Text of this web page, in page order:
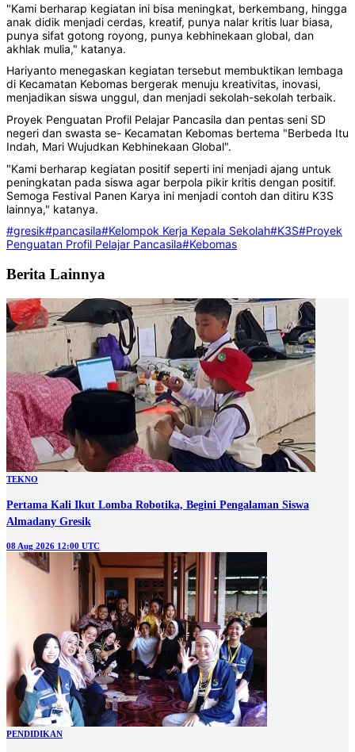
"Kami berharap kegiatan ini bisa meningkat, berkembang, hingga
anak didik menjadi cerdas, kreatif, punya nalar kritis luar biasa,
punya sifat gotong royong, punya kebhinekaan global, dan
akhlak mulia," katanya.
Hariyanto menegaskan kegiatan tersebut membuktikan lembaga
di Kecamatan Kebomas bergerak menuju kreativitas, inovasi,
menjadikan siswa unggul, dan menjadi sekolah-sekolah terbaik.
Proyek Penguatan Profil Pelajar Pancasila dan pentas seni SD
negeri dan swasta se- Kecamatan Kebomas bertema "Berbeda Itu
Indah, Mari Wujudkan Kebhinekaan Global".
"Kami berharap kegiatan positif seperti ini menjadi ajang untuk
peningkatan pada siswa agar berpola pikir kritis dengan positif.
Semoga Festival Panen Karya ini menjadi contoh dan ditiru K3S
lainnya," katanya.
#gresik#pancasila#Kelompok Kerja Kepala Sekolah#K3S#Proyek
Penguatan Profil Pelajar Pancasila#Kebomas
Berita Lainnya
TEKNO
Pertama Kali Ikut Lomba Robotika, Begini Pengalaman Siswa
Almadany Gresik
08 Aug 2026 12:00 UTC
PENDIDIKAN